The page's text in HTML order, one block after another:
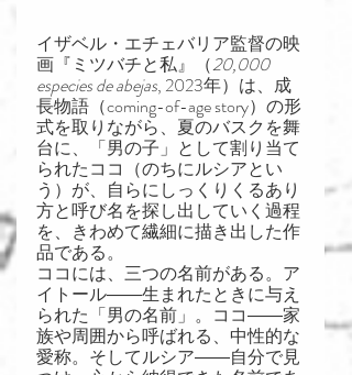
イザベル・エチェバリア監督の映
画『ミツバチと私』（20,000
especies de abejas, 2023年）は、成
長物語（coming-of-age story）の形
式を取りながら、夏のバスクを舞
台に、「男の子」として割り当て
られたココ（のちにルシアとい
う）が、自らにしっくりくるあり
方と呼び名を探し出していく過程
を、きわめて繊細に描き出した作
品である。
ココには、三つの名前がある。ア
イトール――生まれたときに与え
られた「男の名前」。ココ――家
族や周囲から呼ばれる、中性的な
愛称。そしてルシア――自分で見